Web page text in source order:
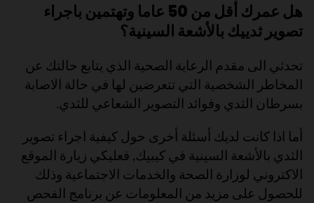
هل عمرك أقل من 50 عاما وتهتمين باجراء
تصوير ثدييك بالأشعة السينية؟
تحدثي الى مقدم الرعاية الصحية الذي يتابع حالتك عن
المخاطر الشخصية التي تتعرضين لها في حالة الاصابة
بسرطان الثدي وفوائد التصوير الشعاعي للثدي.
أما اذا كانت لديك أسئلة أخرى حول كيفية اجراء تصوير
الثدي بالأشعة السينية في كيبيك, فعليكي زيارة الموقع
الاكتروني لوزارة الصحة والخدمات الاجتماعية وذلك
للحصول على مزيد من المعلومات عن برنامج الفحص